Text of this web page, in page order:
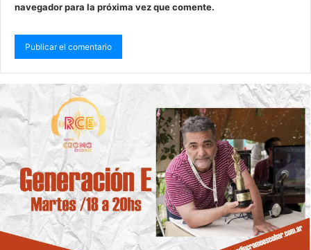
navegador para la próxima vez que comente.